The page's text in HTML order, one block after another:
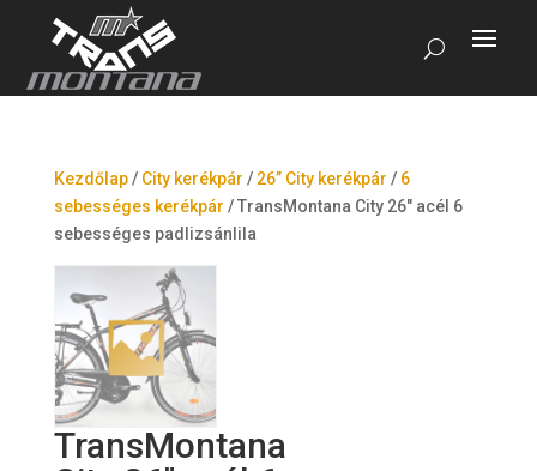
Kezdőlap/ City kerékpár / 26” City kerékpár / 6
sebességes kerékpár /TransMontana City 26″ acél 6
sebességes padlizsánlila
TransMontana